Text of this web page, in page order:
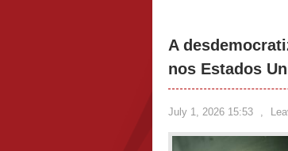
A
nos Estados
July 1, 2026 15:53 ,